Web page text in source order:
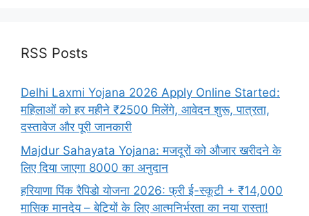
RSS Posts
Delhi Laxmi Yojana 2026 Apply Online Started:
महिलाओं को हर महीने ₹2500 मिलेंगे, आवेदन शुरू, पात्रता,
दस्तावेज और पूरी जानकारी
Majdur Sahayata Yojana: मजदूरों को औजार खरीदने के
लिए दिया जाएगा 8000 का अनुदान
हरियाणा पिंक रैपिडो योजना 2026: फ्री ई-स्कूटी + ₹14,000
मासिक मानदेय – बेटियों के लिए आत्मनिर्भरता का नया रास्ता!